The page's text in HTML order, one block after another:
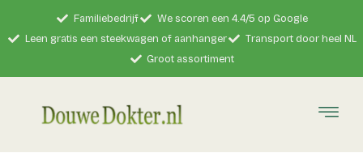
Familiebedrijf
We scoren een 4.4/5 op Google
Leen gratis een steekwagen of aanhanger
Transport door heel NL
Groot assortiment